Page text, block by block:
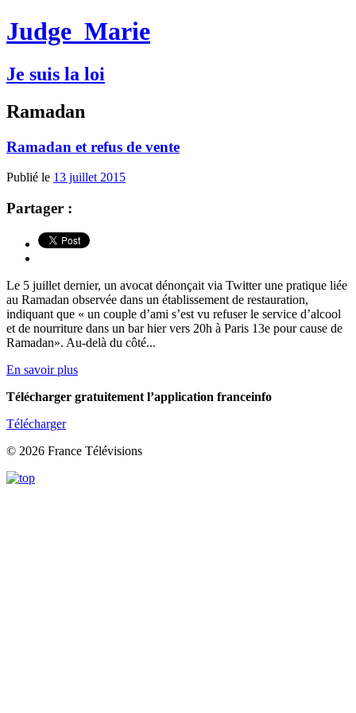
Judge Marie
Je suis la loi
Ramadan
Ramadan et refus de vente
Publié le 13 juillet 2015
Partager :
Le 5 juillet dernier, un avocat dénonçait via Twitter une pratique liée
au Ramadan observée dans un établissement de restauration,
indiquant que « un couple d’ami s’est vu refuser le service d’alcool
et de nourriture dans un bar hier vers 20h à Paris 13e pour cause de
Ramadan». Au-delà du côté...
En savoir plus
Télécharger gratuitement l’application franceinfo
Télécharger
© 2026 France Télévisions